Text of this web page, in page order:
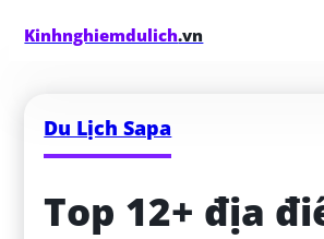
Kinhnghiemdulich.vn
Du Lịch Sapa
Top 12+ địa